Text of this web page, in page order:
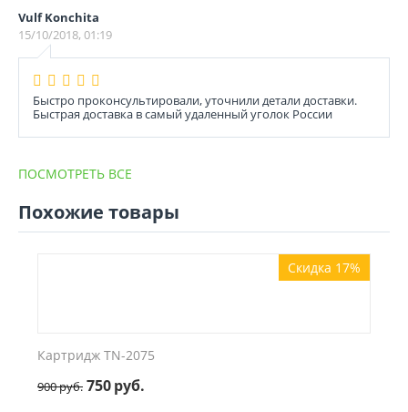
Vulf Konchita
15/10/2018, 01:19
Быстро проконсультировали, уточнили детали доставки.
Быстрая доставка в самый удаленный уголок России
ПОСМОТРЕТЬ ВСЕ
Похожие товары
Скидка 17%
Картридж TN-2075
900руб. 750руб.